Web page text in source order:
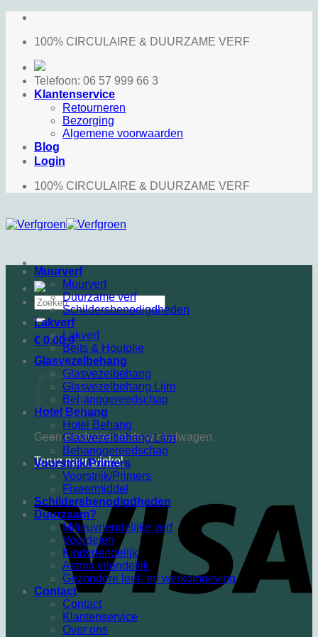
inhoud100% CIRCULAIRE & DUURZAME VERF
Telefoon: 06 57 999 66 3
Klantenservice
Retourneren
Bezorging
Algemene voorwaarden
Blog
Login
100% CIRCULAIRE & DUURZAME VERF
Zoeken
naar:
€ 0,00 0
Winkelwagen
Geen producten in de winkelwagen.
Terug naar winkel
Muurverf
Muurverf
Duurzame verf
Schildersbenodigdheden
Lakverf
Lakverf
Beits & Houtolie
Glasvezelbehang
Glasvezelbehang
Glasvezelbehang Lijm
Behanggereedschap
Hotel Behang
Hotel Behang
Glasvezelbehang Lijm
Behanggereedschap
Voorstrijk/Primers
Voorstrijk/Primers
Fixeermiddel
Schildersbenodigdheden
Duurzaam?
Milieuvriendelijke verf
Voordelen
Kindvriendelijk
Astma vriendelijk
Gezondere leef- en werkomgeving
Contact
Contact
Klantenservice
Over ons